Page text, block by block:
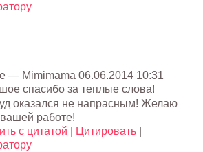
— Mimimama 06.06.2014 10:31
спасибо за теплые слова!
оказался не напрасным! Желаю
работе!
с цитатой Цитировать